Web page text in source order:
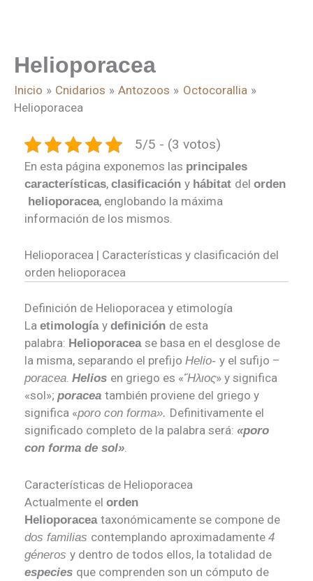
Helioporacea
Inicio Cnidarios Antozoos
Octocorallia
Helioporacea
5/5 - (3 votos)
En esta página exponemos las principales
características, clasificación y hábitat del orden
helioporacea, englobando la máxima
información de los mismos.
Helioporacea | Características y clasificación del
orden helioporacea
Definición de Helioporacea y etimología
La etimología y definición de esta
palabra: Helioporacea se basa en el desglose de
la misma, separando el prefijo Helio- y el sufijo –
poracea. Helios en griego es «Ἥλιος» y significa
«sol»; poracea también proviene del griego y
significa «poro con forma». Definitivamente el
significado completo de la palabra será: «poro
con forma de sol».
Características de Helioporacea
Actualmente el orden
Helioporacea taxonómicamente se compone de
dos familias contemplando aproximadamente 4
géneros y dentro de todos ellos, la totalidad de
especies que comprenden son un cómputo de